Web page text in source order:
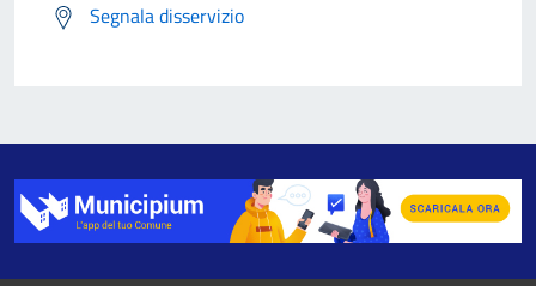
Segnala disservizio